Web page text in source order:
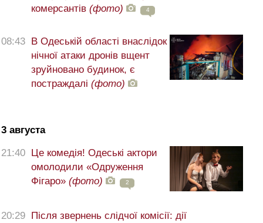
комерсантів (фото) 4
08:43 В Одеській області внаслідок
нічної атаки дронів вщент
зруйновано будинок, є
постраждалі (фото)
3 августа
21:40 Це комедія! Одеські актори
омолодили «Одруження
Фігаро» (фото) 2
20:29 Після звернень слідчої комісії: дії